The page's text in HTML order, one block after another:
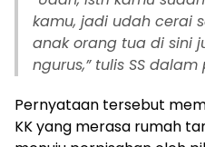
kamu, jadi udah cerai
anak orang tua di sini
ngurus,” tulis SS
Pernyataan tersebut
KK yang merasa rumah